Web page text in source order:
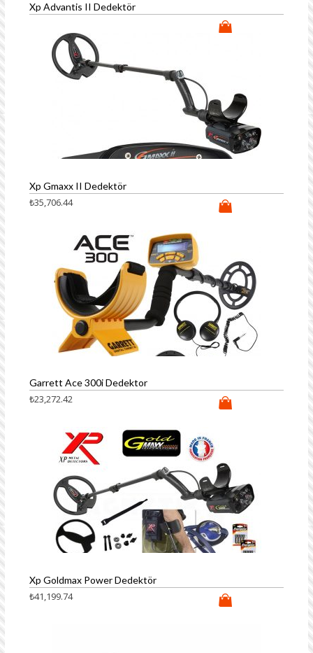
Xp Advantis II Dedektör
Xp Gmaxx II Dedektör
₺35,706.44
Garrett Ace 300i Dedektor
₺23,272.42
Xp Goldmax Power Dedektör
₺41,199.74